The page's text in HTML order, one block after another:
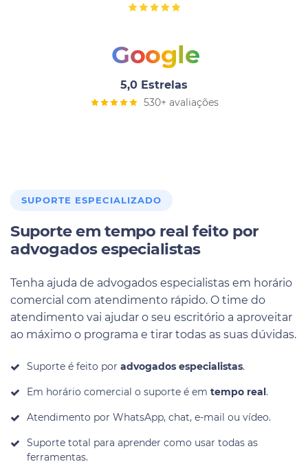
Google
5,0 Estrelas
530+ avaliações
SUPORTE ESPECIALIZADO
Suporte em tempo real feito por
advogados especialistas
Tenha ajuda de advogados especialistas em horário
comercial com atendimento rápido. O time do
atendimento vai ajudar o seu escritório a aproveitar
ao máximo o programa e tirar todas as suas dúvidas.
Suporte é feito por advogados especialistas.
Em horário comercial o suporte é em tempo real.
Atendimento por WhatsApp, chat, e-mail ou vídeo.
Suporte total para aprender como usar todas as
ferramentas.